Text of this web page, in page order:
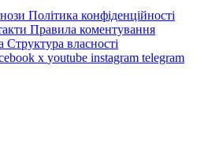
Політика конфіденційності
Правила коментування
Структура власності
x youtube instagram telegram